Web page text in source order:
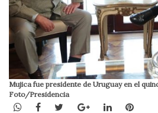
Mujica fue presidente de Uruguay en el
Foto/Presidencia
WhatsApp
Facebook
TwitterGoogle+LinkedIn